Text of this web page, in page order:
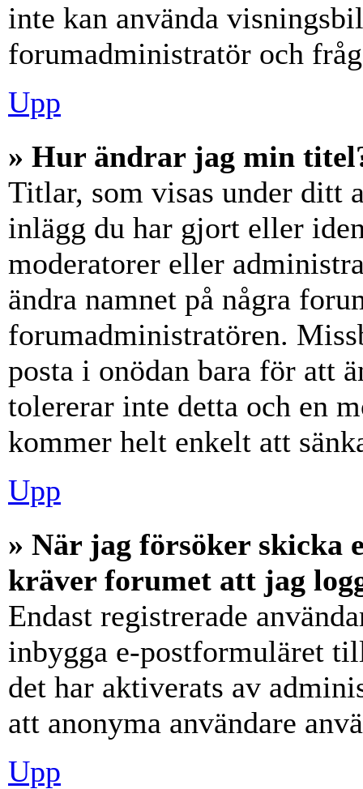
inte kan använda
forumadministratör och
Upp
» Hur ändrar jag min
Titlar, som visas under ditt
inlägg du har gjort eller
moderatorer eller
ändra namnet på några
forumadministratören.
posta i onödan bara för att
tolererar inte detta och en
kommer helt enkelt att
Upp
» När jag försöker skicka
kräver forumet att jag
Endast registrerade
inbygga e-postformuläret
det har aktiverats av
att anonyma användare
Upp